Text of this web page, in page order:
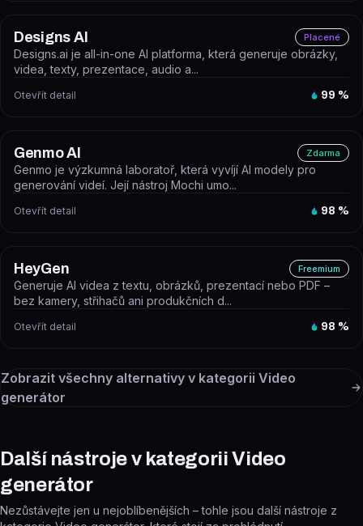
Designs AI Placené
Designs.ai je all-in-one AI platforma, která generuje obrázky,
videa, texty, prezentace, audio a...
Otevřít detail 99 %
Genmo AI Zdarma
Genmo je výzkumná laboratoř, která vyvíjí AI modely pro
generování videí. Její nástroj Mochi umo...
Otevřít detail 98 %
HeyGen Freemium
Generuje AI videa z textu, obrázků, prezentací nebo PDF –
bez kamery, střihačů ani produkčních d...
Otevřít detail 98 %
Zobrazit všechny alternativy v kategorii Video
generátor
Další nástroje v kategorii Video
generátor
Nezůstávejte jen u nejoblíbenějších – tohle jsou další nástroje z